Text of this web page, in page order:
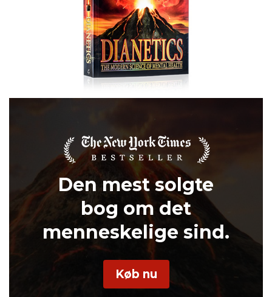
Den mest solgte
bog om det
menneskelige sind.
Køb nu